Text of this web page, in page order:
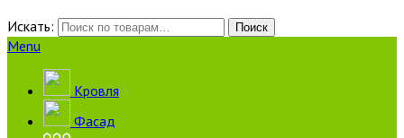
Искать:
Поиск
Menu
Кровля
Фасад